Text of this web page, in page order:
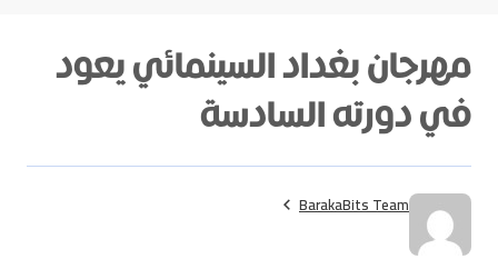
مهرجان بغداد السينمائي يعود
في دورته السادسة
BarakaBits Team